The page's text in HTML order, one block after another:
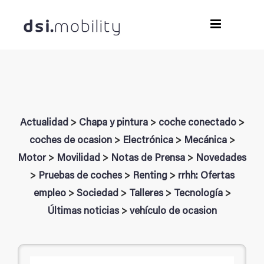
contenido
Actualidad > Chapa y pintura> coche conectado>
coches de ocasion> Electrónica> Mecánica>
Motor> Movilidad > Notas de Prensa > Novedades
> Pruebas de coches> Renting > rrhh: Ofertas
empleo> Sociedad > Talleres> Tecnología>
Últimas noticias> vehículo de ocasion